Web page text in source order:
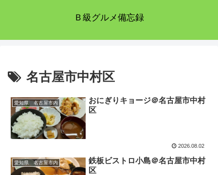
Ｂ級グルメ備忘録
名古屋市中村区
愛知県 名古屋市内
おにぎりキョージ＠名古屋市中村
区
2026.08.02
愛知県 名古屋市内
鉄板ビストロ小島＠名古屋市中村
区